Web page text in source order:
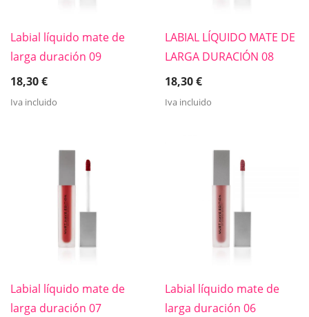
Labial líquido mate de
larga duración 09
18,30€
Iva incluido
LABIAL LÍQUIDO MATE DE
LARGA DURACIÓN 08
18,30€
Iva incluido
Labial líquido mate de
larga duración 07
Labial líquido mate de
larga duración 06